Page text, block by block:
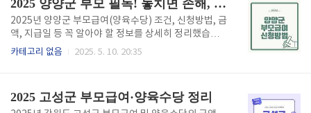
도입니다. 어린이집에 보내지 않고 가정에서 직접 아이
를 돌보는 경우에 해당합니다.2025년 기준 금액은 다
음과 같습니다:만 0세(24개월 미만): 최대 월 100만 원
만 1세(24~36개월 미만): 최대 월 50만 원단, 보육시설
이용 여부에 따라 금액 차이가 있습니다. 어린이집 이용
..
2025 양양군 부모 필독! 놓치면 손해, 부모급여
2025년 양양군 부모급여(양육수당) 조건, 신청방법, 금
액, 지급일 등 꼭 알아야 할 정보를 상세히 정리했습니
다. 빠르게 부모급여 정보를 원하시면 아래 버튼에서 확
을 지원하는 제도입니다. 이는 육아에 대한 국가의 책임
카테고리 없음 2025. 5. 10. 20:35
2025 고성군 부모급여·양육수당 정리